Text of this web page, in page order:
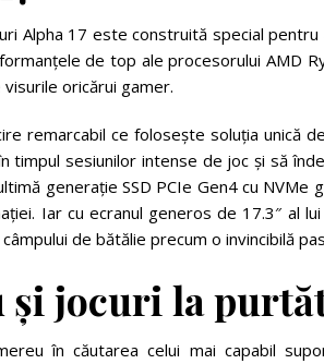
Alpha 17 este construită special
de top ale procesorului AMD
oricărui gamer.
remarcabil ce folosește soluția unică
timpul sesiunilor intense de joc și să
generație SSD PCIe Gen4 cu NVMe
Iar cu ecranul generos de 17.3″ al
de bătălie precum o invincibilă
și jocuri la
în căutarea celui mai capabil